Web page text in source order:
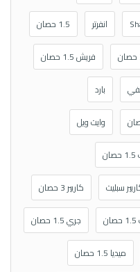
انفرتر 1.5 حصان
فريش 1.5 حصان
بارد
وايت ويل
سبليت كاريير 3 حصان
جري 1.5 حصان
ميديا 1.5 حصان